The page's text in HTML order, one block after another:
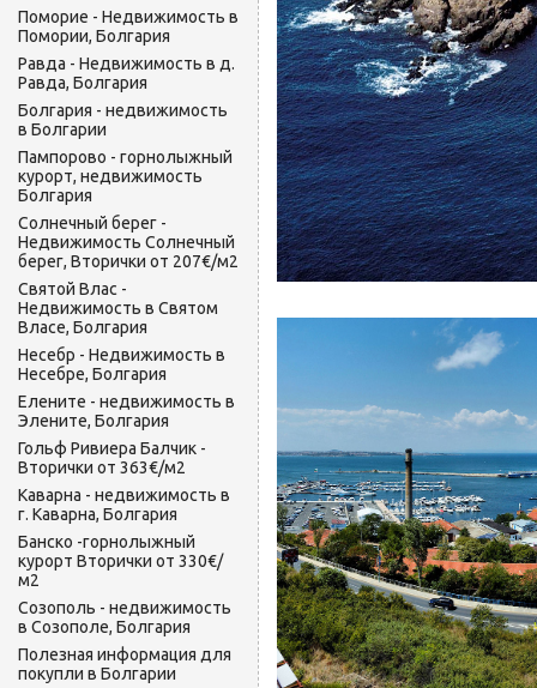
Поморие - Недвижимость в
Помории, Болгария
Равда - Недвижимость в д.
Равда, Болгария
Болгария - недвижимость
в Болгарии
Пампорово - горнолыжный
курорт, недвижимость
Болгария
Солнечный берег -
Недвижимость Солнечный
берег, Вторички от 207€/м2
Святой Влас -
Недвижимость в Святом
Власе, Болгария
Несебр - Недвижимость в
Несебре, Болгария
Елените - недвижимость в
Элените, Болгария
Гольф Ривиера Балчик -
Вторички от 363€/м2
Каварна - недвижимость в
г. Каварна, Болгария
Банско -горнолыжный
курорт Вторички от 330€/
м2
Созополь - недвижимость
в Созополе, Болгария
Полезная информация для
покупли в Болгарии